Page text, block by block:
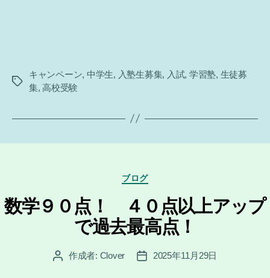
タ
キャンペーン, 中学生, 入塾生募集, 入試, 学習塾, 生徒募
集,高校受験
カ
テ
ゴ
リ
ー
ブログ
数学９０点！ ４０点以上アップ
で過去最高点！
投 作成者: Clover
投
2025年11月29日